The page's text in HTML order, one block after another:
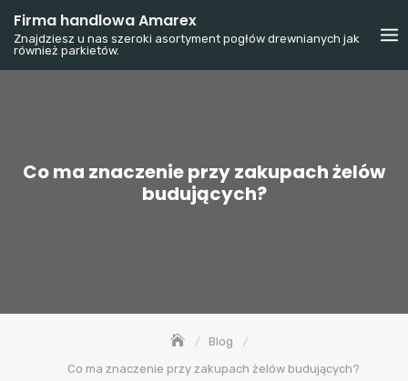
Skip
content
Firma handlowa Amarex
Znajdziesz u nas szeroki asortyment pogłów drewnianych jak
również parkietów.
Co ma znaczenie przy zakupach żelów
budujących?
Blog
Co ma znaczenie przy zakupach żelów budujących?